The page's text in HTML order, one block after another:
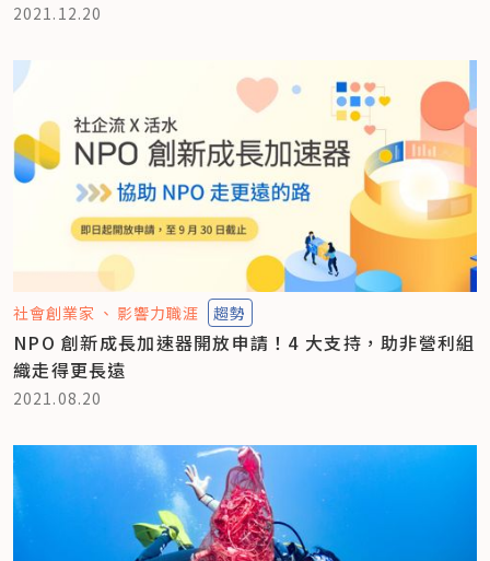
2021.12.20
社會創業家 影響力職涯 趨勢
NPO 創新成長加速器開放申請！4 大支持，助非營利組
織走得更長遠
2021.08.20